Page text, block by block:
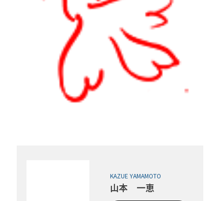
KAZUE YAMAMOTO
山本 一恵